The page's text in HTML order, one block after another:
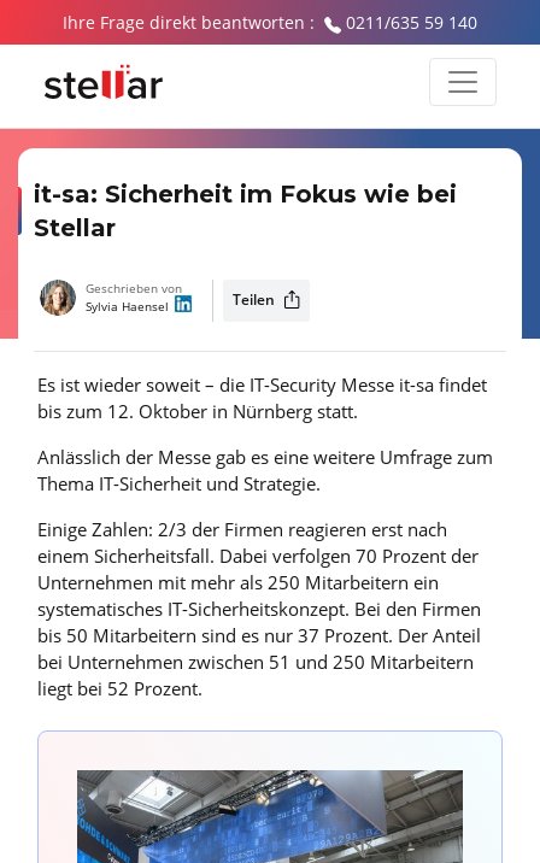
Ihre Frage direkt beantworten : 0211/635 59 140
it-sa: Sicherheit im Fokus wie bei
Stellar
Geschrieben von
Sylvia Haensel
Teilen
Es ist wieder soweit – die IT-Security Messe it-sa findet
bis zum 12. Oktober in Nürnberg statt.
Anlässlich der Messe gab es eine weitere Umfrage zum
Thema IT-Sicherheit und Strategie.
Einige Zahlen: 2/3 der Firmen reagieren erst nach
einem Sicherheitsfall. Dabei verfolgen 70 Prozent der
Unternehmen mit mehr als 250 Mitarbeitern ein
systematisches IT-Sicherheitskonzept. Bei den Firmen
bis 50 Mitarbeitern sind es nur 37 Prozent. Der Anteil
bei Unternehmen zwischen 51 und 250 Mitarbeitern
liegt bei 52 Prozent.